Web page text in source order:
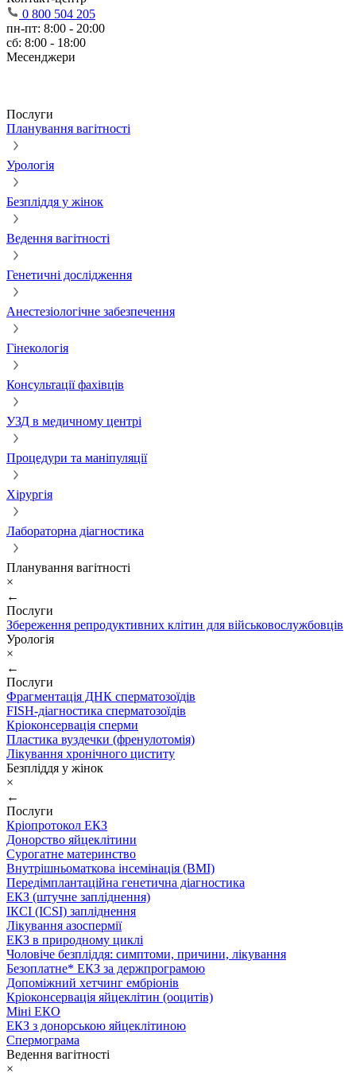
0 800 504 205
пн-пт: 8:00 - 20:00
сб: 8:00 - 18:00
Месенджери
Послуги
Планування вагітності
Урологія
Безпліддя у жінок
Ведення вагітності
Генетичні дослідження
Анестезіологічне забезпечення
Гінекологія
Консультації фахівців
УЗД в медичному центрі
Процедури та маніпуляції
Хірургія
Лабораторна діагностика
Планування вагітності
×
←
Послуги
Збереження репродуктивних клітин для військовослужбовців
Урологія
×
←
Послуги
Фрагментація ДНК сперматозоїдів
FISH-діагностика сперматозоїдів
Кріоконсервація сперми
Пластика вуздечки (френулотомія)
Лікування хронічного циститу
Безпліддя у жінок
×
←
Послуги
Кріопротокол ЕКЗ
Донорство яйцеклітини
Сурогатне материнство
Внутрішньоматкова інсемінація (ВМІ)
Передімплантаційна генетична діагностика
ЕКЗ (штучне запліднення)
ІКСІ (ICSI) запліднення
Лікування азоспермії
ЕКЗ в природному циклі
Чоловіче безпліддя: симптоми, причини, лікування
Безоплатне* ЕКЗ за держпрограмою
Допоміжний хетчинг ембріонів
Кріоконсервація яйцеклітин (ооцитів)
Міні ЕКО
ЕКЗ з донорською яйцеклітиною
Спермограма
Ведення вагітності
×